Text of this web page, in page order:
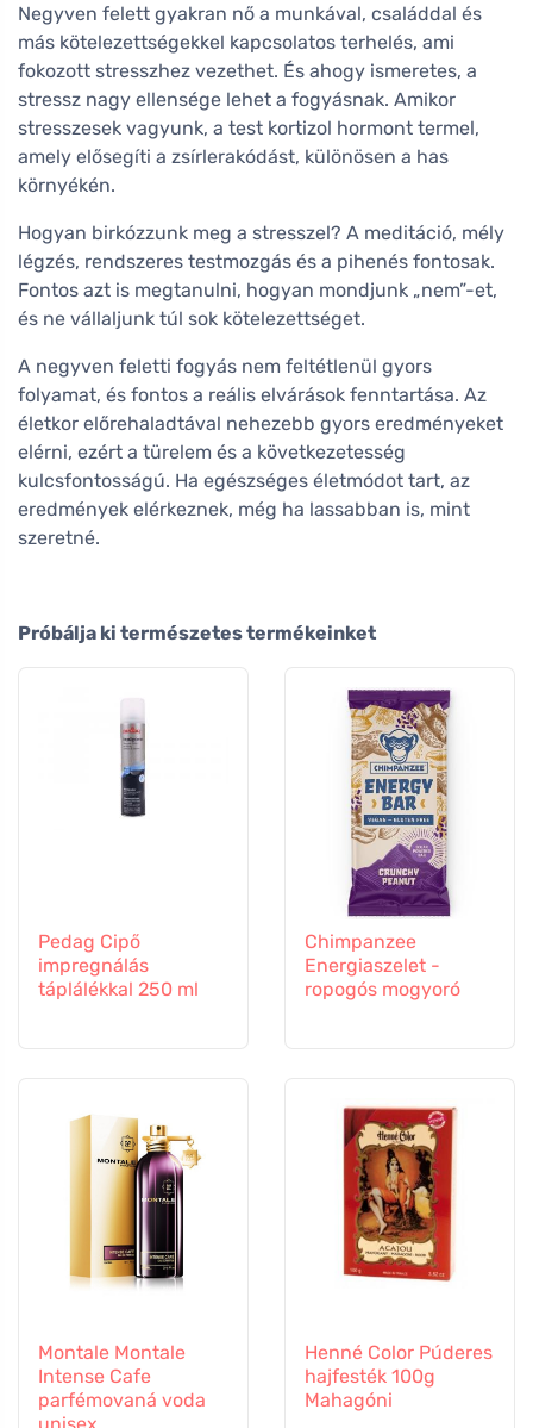
Negyven felett gyakran nő a munkával, családdal és
más kötelezettségekkel kapcsolatos terhelés, ami
fokozott stresszhez vezethet. És ahogy ismeretes, a
stressz nagy ellensége lehet a fogyásnak. Amikor
stresszesek vagyunk, a test kortizol hormont termel,
amely elősegíti a zsírlerakódást, különösen a has
környékén.
Hogyan birkózzunk meg a stresszel? A meditáció, mély
légzés, rendszeres testmozgás és a pihenés fontosak.
Fontos azt is megtanulni, hogyan mondjunk „nem”-et,
és ne vállaljunk túl sok kötelezettséget.
A negyven feletti fogyás nem feltétlenül gyors
folyamat, és fontos a reális elvárások fenntartása. Az
életkor előrehaladtával nehezebb gyors eredményeket
elérni, ezért a türelem és a következetesség
kulcsfontosságú. Ha egészséges életmódot tart, az
eredmények elérkeznek, még ha lassabban is, mint
szeretné.
Próbálja ki természetes termékeinket
Pedag Cipő
impregnálás
táplálékkal 250 ml
Chimpanzee
Energiaszelet -
ropogós mogyoró
Montale Montale
Intense Cafe
parfémovaná voda
Henné Color Púderes
hajfesték 100g
Mahagóni